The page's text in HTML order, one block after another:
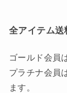
全アイテム送
ゴールド会員
プラチナ会員
ます。